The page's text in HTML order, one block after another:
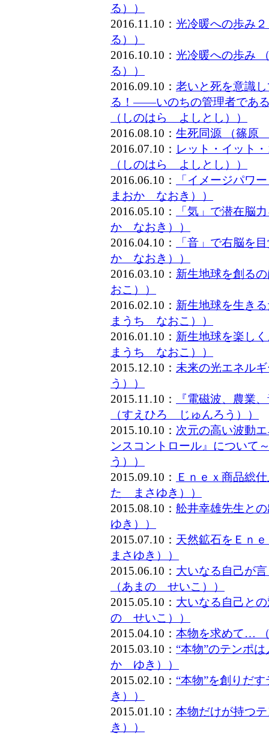
る））
2016.11.10： 光冷暖への歩み
る））
2016.10.10： 光冷暖への歩み
る））
2016.09.10： 老いと死を意識
る！――いのちの管理者であ
（しのはら よしとし））
2016.08.10： 生死同源 （篠原
2016.07.10： レット・イット
（しのはら よしとし））
2016.06.10：
「イメージパワ
まおか なおき））
2016.05.10：
「気」で潜在脳
か なおき））
2016.04.10：
「音」で右脳を
か なおき））
2016.03.10： 新生地球を創る
おこ））
2016.02.10： 新生地球を生き
まうち なおこ））
2016.01.10： 新生地球を楽し
まうち なおこ））
2015.12.10： 未来の光エネル
う））
2015.11.10：
『電磁波、農業
（すえひろ じゅんろう））
2015.10.10： 次元の高い波動
ンスコントロール』につい
う））
2015.09.10：
Ｅｎｅｘ商品総
た まさゆき））
2015.08.10： 舩井幸雄先生と
ゆき））
2015.07.10： 天然鉱石をＥｎ
まさゆき））
2015.06.10： 大いなる自己が
（あまの せいこ））
2015.05.10： 大いなる自己と
の せいこ））
2015.04.10： 本物を求めて…
2015.03.10： “本物”のテンポ
か ゆき））
2015.02.10： “本物”を創りだ
き））
2015.01.10： 本物だけが持つ
き））